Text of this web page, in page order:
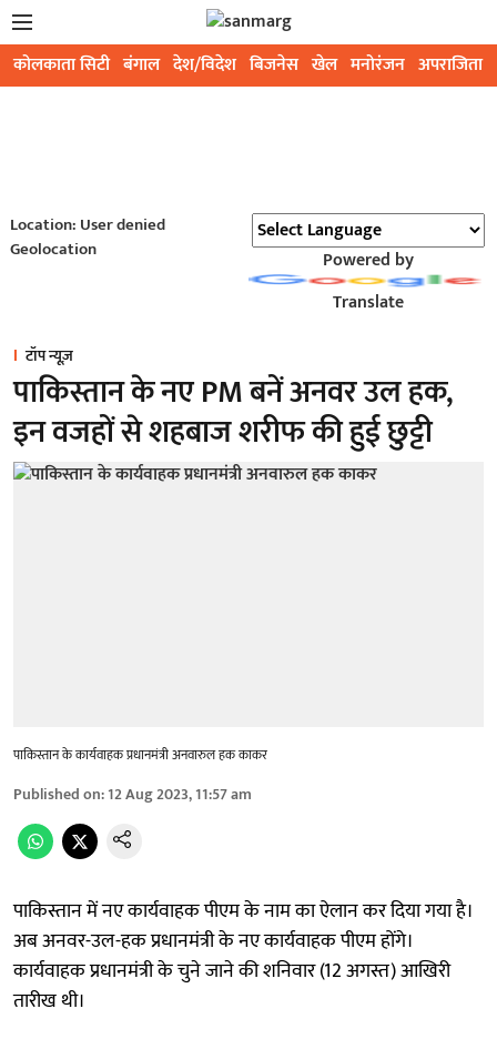
कोलकाता सिटी बंगाल देश/विदेश बिजनेस खेल मनोरंजन अपराजिता
Location: User denied
Geolocation
Powered by
Translate
टॉप न्यूज़
पाकिस्तान के नए PM बनें अनवर उल हक,
इन वजहों से शहबाज शरीफ की हुई छुट्टी
पाकिस्तान के कार्यवाहक प्रधानमंत्री अनवारुल हक काकर
Published on:12 Aug 2023, 11:57 am
पाकिस्तान में नए कार्यवाहक पीएम के नाम का ऐलान कर दिया गया है।
अब अनवर-उल-हक प्रधानमंत्री के नए कार्यवाहक पीएम होंगे।
कार्यवाहक प्रधानमंत्री के चुने जाने की शनिवार (12 अगस्त) आखिरी
तारीख थी।